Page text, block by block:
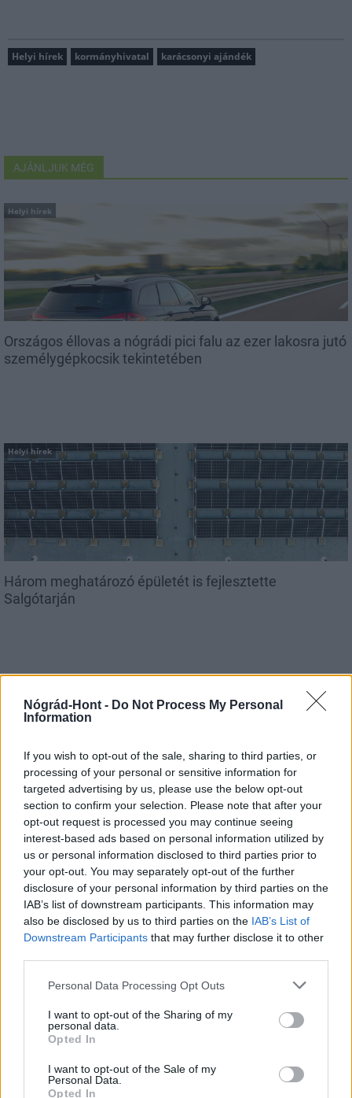
Nógrád-Hont - Do Not Process My Personal
Information
If you wish to opt-out of the sale, sharing to third parties, or
processing of your personal or sensitive information for
targeted advertising by us, please use the below opt-out
section to confirm your selection. Please note that after your
opt-out request is processed you may continue seeing
interest-based ads based on personal information utilized by
us or personal information disclosed to third parties prior to
your opt-out. You may separately opt-out of the further
disclosure of your personal information by third parties on the
IAB’s list of downstream participants. This information may
also be disclosed by us to third parties on the IAB’s List of
Downstream Participants that may further disclose it to other
Please note that this website/app uses one or more Google
not limited to your visit or usage behaviour. You may click to
grant or deny consent to Google and its third-party tags to
use your data for below specified purposes in below Google
consent section.
Personal Data Processing Opt Outs
I want to opt-out of the Sharing of my
personal data.
Opted In
I want to opt-out of the Sale of my
Personal Data.
Opted In
Helyi hírek kormányhivatal karácsonyi ajándék
AJÁNLJUK MÉG
Helyi hírek
Országos éllovas a nógrádi pici falu az ezer lakosra jutó
személygépkocsik tekintetében
Helyi hírek
Három meghatározó épületét is fejlesztette
Salgótarján
Vasárnap Nógrádot is eléri a legmagasabb
figyelmeztetés
MAGYAR ÉPÍTŐK